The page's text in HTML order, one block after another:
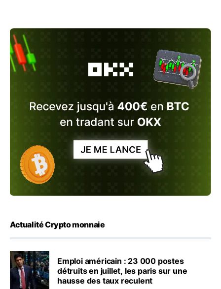
Actualité Crypto monnaie
Emploi américain : 23 000 postes
détruits en juillet, les paris sur une
hausse des taux reculent